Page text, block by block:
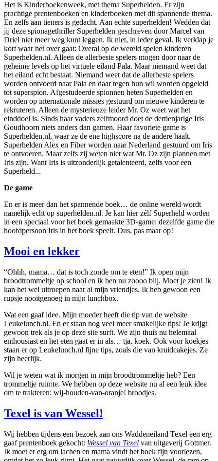
Het is Kinderboekenweek, met thema Superhelden. Er zijn
prachtige prentenboeken en kinderboeken met dit spannende thema.
En zelfs aan tieners is gedacht. Aan echte superhelden! Wedden dat
jij deze spionagethriller Superhelden geschreven door Marcel van
Driel niet meer weg kunt leggen. Ik niet, in ieder geval. Ik verklap je
kort waar het over gaat: Overal op de wereld spelen kinderen
Superhelden.nl. Alleen de allerbeste spelers mogen door naar de
geheime levels op het virtuele eiland Pala. Maar niemand weet dat
het eiland echt bestaat. Niemand weet dat de allerbeste spelers
worden ontvoerd naar Pala en daar tegen hun wil worden opgeleid
tot superspion. Afgestudeerde spionnen heten Superhelden en
worden op internationale missies gestuurd om nieuwe kinderen te
rekruteren. Alleen de mysterieuze leider Mr. Oz weet wat het
einddoel is. Sinds haar vaders zelfmoord doet de dertienjarige Iris
Goudhoorn niets anders dan gamen. Haar favoriete game is
Superhelden.nl, waar ze de ene highscore na de andere haalt.
Superhelden Alex en Fiber worden naar Nederland gestuurd om Iris
te ontvoeren. Maar zelfs zij weten niet wat Mr. Oz zijn plannen met
Iris zijn. Want Iris is uitzonderlijk getalenteerd, zelfs voor een
Superheld...
De game
En er is meer dan het spannende boek… de online wereld wordt
namelijk echt op superhelden.nl. Je kan hier zélf Superheld worden
in een speciaal voor het boek gemaakte 3D-game: dezelfde game die
hoofdpersoon Iris in het boek speelt. Dus, pas maar op!
Mooi en lekker
“Ohhh, mama… dat is toch zonde om te eten!” Ik open mijn
broodtrommeltje op school en ik ben nu zoooo blij. Moet je zien! Ik
kan het wel uitroepen naar al mijn vriendjes. Ik heb gewoon een
rupsje nooitgenoeg in mijn lunchbox.
Wat een gaaf idee. Mijn moeder heeft die tip van de website
Leukelunch.nl. En er staan nog veel meer smakelijke tips! Je krijgt
gewoon trek als je op deze site surft. We zijn thuis nu helemaal
enthousiast en het eten gaat er in als… tja, koek. Ook voor koekjes
staan er op Leukelunch.nl fijne tips, zoals die van kruidcakejes. Ze
zijn heerlijk.
Wil je weten wat ik morgen in mijn broodtrommeltje heb? Een
trommeltje ruimte. We hebben op deze website nu al een leuk idee
om te trakteren: wij-houden-van-oranje! broodjes.
Texel is van Wessel!
Wij hebben tijdens een bezoek aan ons Waddeneiland Texel een erg
gaaf prentenboek gekocht: Wessel van Texel van uitgeverij Gottmer.
Ik moet er erg om lachen en mama vindt het boek fijn voorlezen,